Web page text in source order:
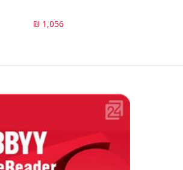
1,056 ₪